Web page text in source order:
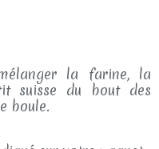
la farine, la
suisse du bout des
boule.